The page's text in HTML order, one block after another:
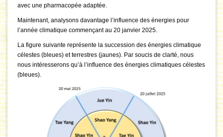
avec une pharmacopée adaptée.
Maintenant, analysons davantage l’influence des énergies pour
l’année climatique commençant au 20 janvier 2025.
La figure suivante représente la succession des énergies climatique
célestes (bleues) et terrestres (jaunes). Par soucis de clarté, nous
nous intéresserons qu’à l’influence des énergies climatiques célestes
(bleues).